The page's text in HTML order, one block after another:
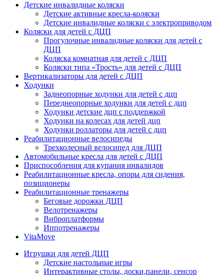
Детские инвалидные коляски
Детские активные кресла-коляски
Детские инвалидные коляски с электроприводом
Коляски для детей с ДЦП
Прогулочные инвалидные коляски для детей с
ДЦП
Коляска комнатная для детей с ДЦП
Коляски типа «Трость» для детей с ДЦП
Вертикализаторы для детей с ДЦП
Ходунки
Заднеопорные ходунки для детей с дцп
Переднеопорные ходунки для детей с дцп
Ходунки детские дцп с поддержкой
Ходунки на колесах для детей дцп
Ходунки роллаторы для детей с дцп
Реабилитационные велосипеды
Трехколесный велосипед для ДЦП
Автомобильные кресла для детей с ДЦП
Приспособления для купания инвалидов
Реабилитационные кресла, опоры для сидения,
позиционеры
Реабилитационные тренажеры
Беговые дорожки ДЦП
Велотренажеры
Виброплатформы
Иппотренажеры
VitaMove
Игрушки для детей ДЦП
Детские настольные игры
Интерактивные столы, доски,панели, сенсор